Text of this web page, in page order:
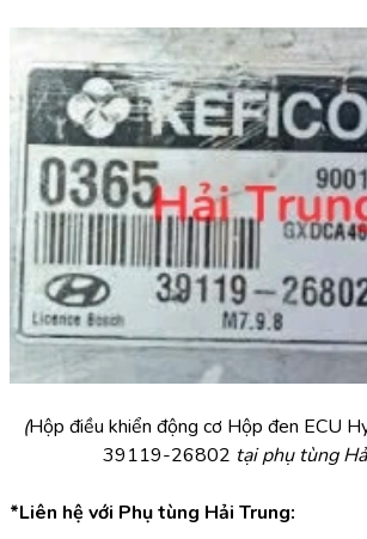
(Hộp điều khiển động cơ Hộp đen ECU
39119-26802 tại phụ tùng
*Liên hệ với Phụ tùng Hải Trung: